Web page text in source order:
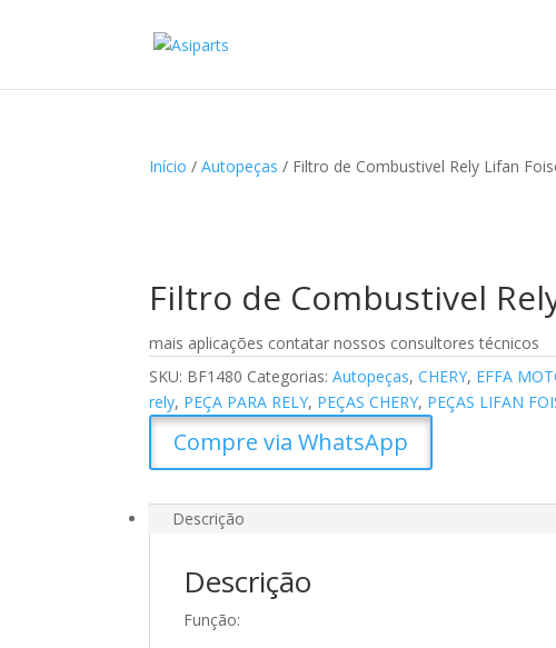
Início /Autopeças / Filtro de Combustivel Rely Lifan
Filtro de Combustivel
mais aplicações contatar nossos consultores técnicos
SKU: BF1480 Categorias:Autopeças,CHERY, EFFA
rely, PEÇA PARA RELY, PEÇAS CHERY, PEÇAS LIFAN
Compre via WhatsApp
Descrição
Descrição
Função: